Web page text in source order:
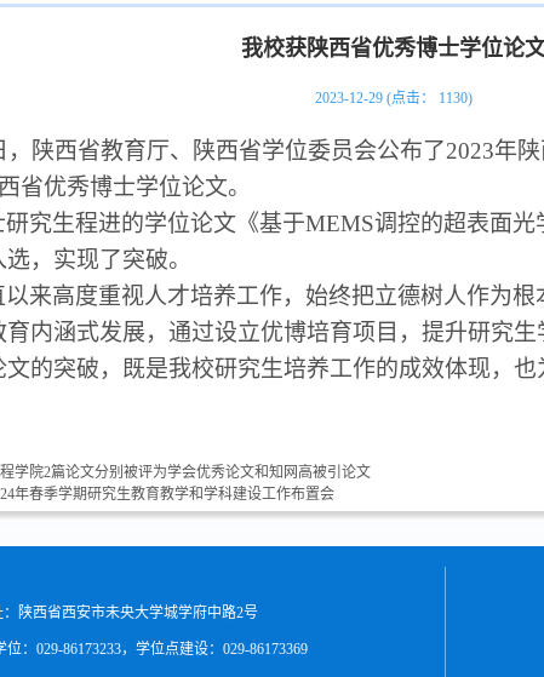
学位授予
导师工作
政策文件
我校获陕西省优秀博士学位论
2023-12-29 (点击： 1130)
，陕西省教育厅、陕西省学位委员会公布了2023年
省优秀博士学位论文。
研究生程进的学位论文《基于MEMS调控的超表面光
，实现了突破。
来高度重视人才培养工作，始终把立德树人作为根
内涵式发展，通过设立优博培育项目，提升研究
文的突破，既是我校研究生培养工作的成效体现，
学院2篇论文分别被评为学会优秀论文和知网高被引论文
年春季学期研究生教育教学和学科建设工作布置会
陕西省西安市未央大学城学府中路2号
：029-86173233，学位点建设：029-86173369